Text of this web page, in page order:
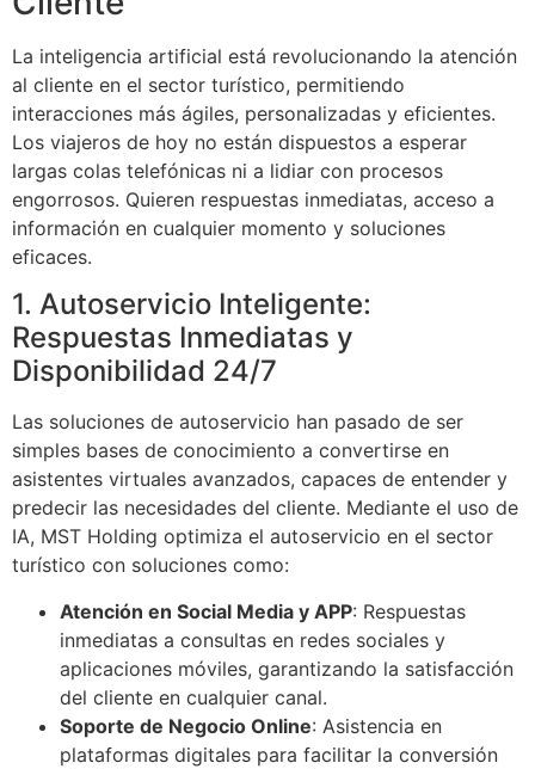
La inteligencia artificial está revolucionando la atención
al cliente en el sector turístico, permitiendo
interacciones más ágiles, personalizadas y eficientes.
Los viajeros de hoy no están dispuestos a esperar
largas colas telefónicas ni a lidiar con procesos
engorrosos. Quieren respuestas inmediatas, acceso a
información en cualquier momento y soluciones
eficaces.
1. Autoservicio Inteligente:
Respuestas Inmediatas y
Disponibilidad 24/7
Las soluciones de autoservicio han pasado de ser
simples bases de conocimiento a convertirse en
asistentes virtuales avanzados, capaces de entender y
predecir las necesidades del cliente. Mediante el uso de
IA, MST Holding optimiza el autoservicio en el sector
turístico con soluciones como:
Atención en Social Media y APP: Respuestas
inmediatas a consultas en redes sociales y
aplicaciones móviles, garantizando la satisfacción
del cliente en cualquier canal.
Soporte de Negocio Online: Asistencia en
plataformas digitales para facilitar la conversión